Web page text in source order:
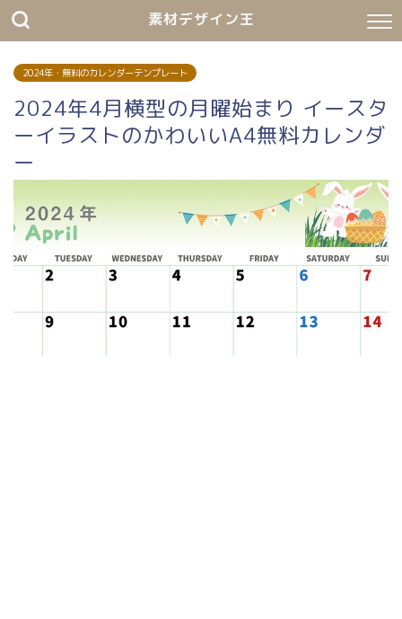
素材デザイン王
2024年・無料のカレンダーテンプレート
2024年4月横型の月曜始まり イースタ
ーイラストのかわいいA4無料カレンダ
ー